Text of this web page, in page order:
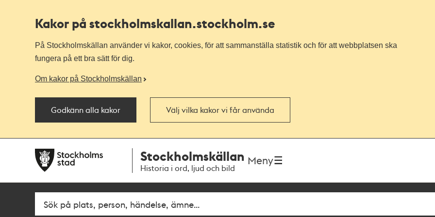
Kakor på stockholmskallan.stockholm.se
På Stockholmskällan använder vi kakor, cookies, för att sammanställa statistik och för att webbplatsen ska
fungera på ett bra sätt för dig.
Om kakor på Stockholmskällan
Godkänn alla kakor Välj vilka kakor vi får använda
navigationen
huvudinnehållet
Stockholmskällan
Historia i ord, ljud och bild
Meny
SökFritextsök